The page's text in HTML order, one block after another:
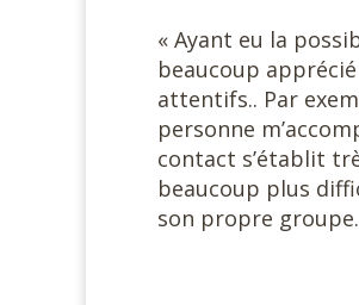
« Ayant eu la
beaucoup
attentifs.. Par
personne
contact s’établit
beaucoup plus
son propre groupe.